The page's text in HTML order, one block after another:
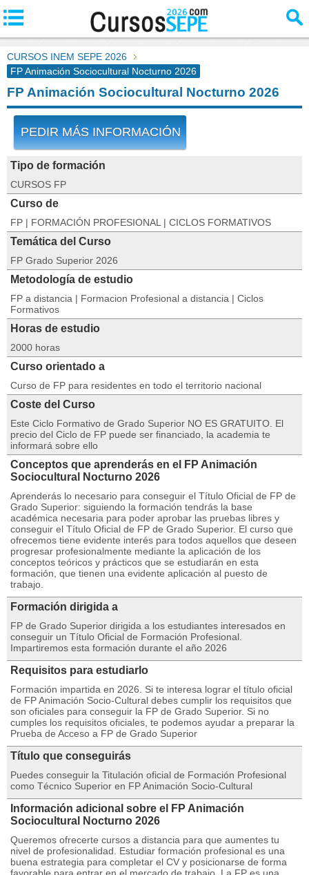
CURSOS INEM SEPE 2026
FP Animación Sociocultural Nocturno 2026
FP Animación Sociocultural Nocturno 2026
PEDIR MÁS INFORMACIÓN
Tipo de formación
CURSOS FP
Curso de
FP | FORMACIÓN PROFESIONAL | CICLOS FORMATIVOS
Temática del Curso
FP Grado Superior 2026
Metodología de estudio
FP a distancia | Formacion Profesional a distancia | Ciclos
Formativos
Horas de estudio
2000 horas
Curso orientado a
Curso de FP para residentes en todo el territorio nacional
Coste del Curso
Este Ciclo Formativo de Grado Superior NO ES GRATUITO. El
precio del Ciclo de FP puede ser financiado, la academia te
informará sobre ello
Conceptos que aprenderás en el FP Animación
Sociocultural Nocturno 2026
Aprenderás lo necesario para conseguir el Título Oficial de FP de
Grado Superior: siguiendo la formación tendrás la base
académica necesaria para poder aprobar las pruebas libres y
conseguir el Título Oficial de FP de Grado Superior. El curso que
ofrecemos tiene evidente interés para todos aquellos que deseen
progresar profesionalmente mediante la aplicación de los
conceptos teóricos y prácticos que se estudiarán en esta
formación, que tienen una evidente aplicación al puesto de
trabajo.
Formación dirigida a
FP de Grado Superior dirigida a los estudiantes interesados en
conseguir un Título Oficial de Formación Profesional.
Impartiremos esta formación durante el año 2026
Requisitos para estudiarlo
Formación impartida en 2026. Si te interesa lograr el título oficial
de FP Animación Socio-Cultural debes cumplir los requisitos que
son oficiales para conseguir la FP de Grado Superior. Si no
cumples los requisitos oficiales, te podemos ayudar a preparar la
Prueba de Acceso a FP de Grado Superior
Título que conseguirás
Puedes conseguir la Titulación oficial de Formación Profesional
como Técnico Superior en FP Animación Socio-Cultural
Información adicional sobre el FP Animación
Sociocultural Nocturno 2026
Queremos ofrecerte cursos a distancia para que aumentes tu
nivel de profesionalidad. Estudiar formación profesional es una
buena estrategia para completar el CV y posicionarse de forma